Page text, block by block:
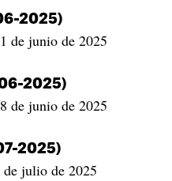
2025)
de junio de 2025
2025)
de junio de 2025
2025)
de julio de 2025